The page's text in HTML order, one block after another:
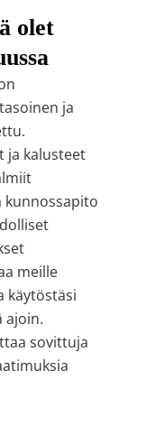
olet
ja
ja kalusteet
kunnossapito
meille
käytöstäsi
ajoin.
sovittuja